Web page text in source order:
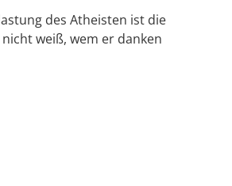
des Atheisten ist die
weiß, wem er danken